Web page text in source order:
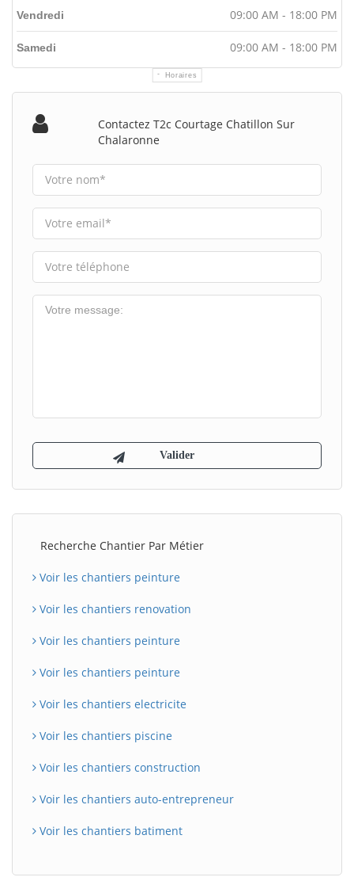
Horaires
Vendredi 09:00 AM - 18:00 PM
Samedi 09:00 AM - 18:00 PM
Contactez T2c Courtage Chatillon Sur
Chalaronne
Recherche Chantier Par Métier
Voir les chantiers peinture
Voir les chantiers renovation
Voir les chantiers peinture
Voir les chantiers peinture
Voir les chantiers electricite
Voir les chantiers piscine
Voir les chantiers construction
Voir les chantiers auto-entrepreneur
Voir les chantiers batiment